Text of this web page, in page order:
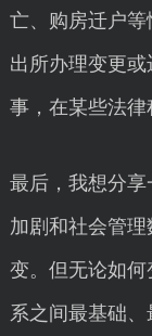
亡、购房迁户
出所办理变更
事，在某些法律
最后，我想分
加剧和社会管
变。但无论如
系之间最基础